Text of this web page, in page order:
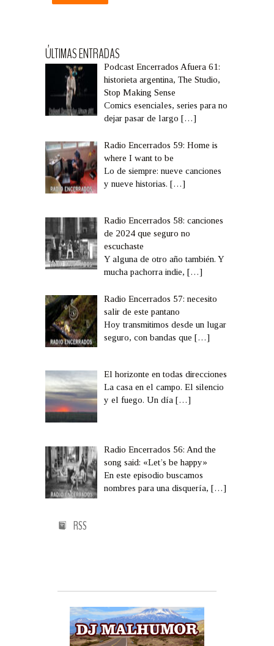
ÚLTIMAS ENTRADAS
Podcast Encerrados Afuera 61:
historieta argentina, The Studio,
Stop Making Sense
Comics esenciales, series para no
dejar pasar de largo[…]
Radio Encerrados 59: Home is
where I want to be
Lo de siempre: nueve canciones
y nueve historias.[…]
Radio Encerrados 58: canciones
de 2024 que seguro no
escuchaste
Y alguna de otro año también. Y
mucha pachorra indie,[…]
Radio Encerrados 57: necesito
salir de este pantano
Hoy transmitimos desde un lugar
seguro, con bandas que[…]
El horizonte en todas direcciones
La casa en el campo. El silencio
y el fuego. Un día[…]
Radio Encerrados 56: And the
song said: «Let’s be happy»
En este episodio buscamos
nombres para una disquería,[…]
RSS